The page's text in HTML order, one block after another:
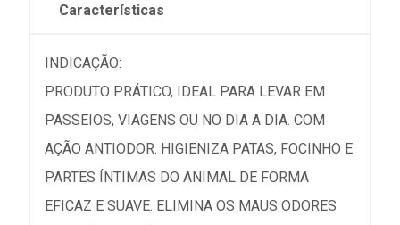
Características
INDICAÇÃO:
PRODUTO PRÁTICO, IDEAL PARA LEVAR EM
PASSEIOS, VIAGENS OU NO DIA A DIA. COM
AÇÃO ANTIODOR. HIGIENIZA PATAS, FOCINHO E
PARTES ÍNTIMAS DO ANIMAL DE FORMA
EFICAZ E SUAVE. ELIMINA OS MAUS ODORES